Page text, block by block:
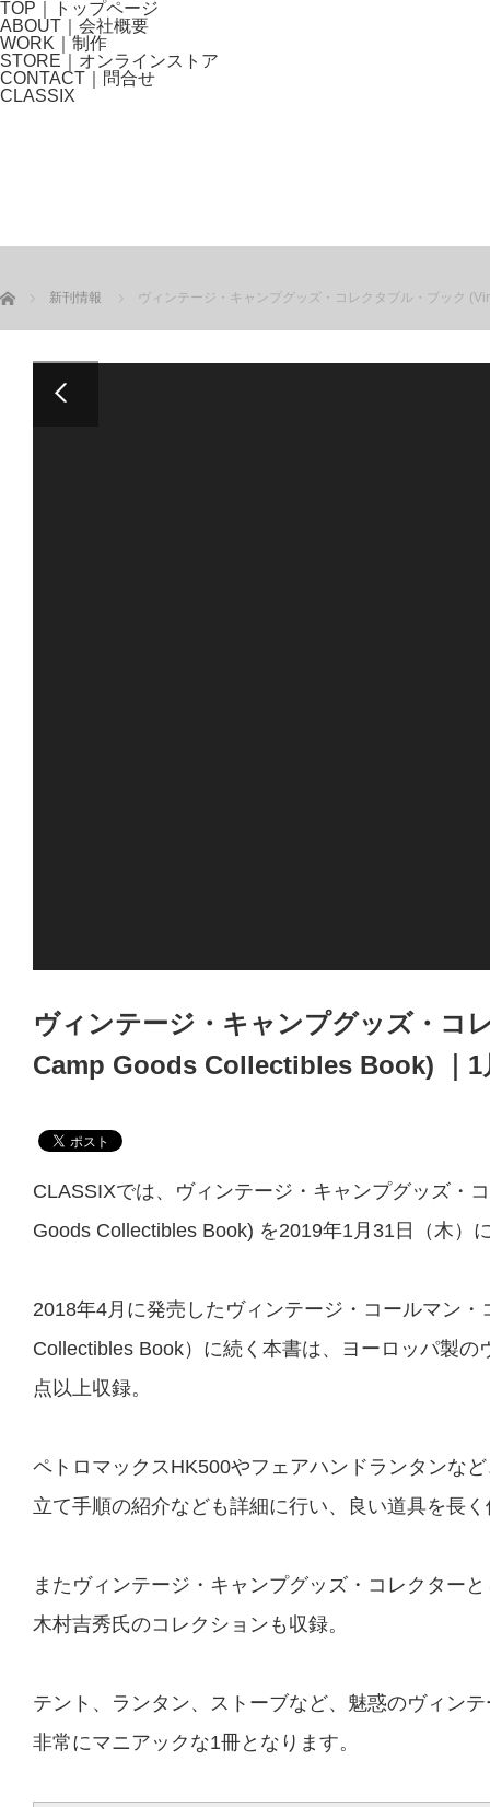
TOP｜トップページ
ABOUT｜会社概要
WORK｜制作
STORE｜オンラインストア
CONTACT｜問合せ
CLASSIX
ホーム 新刊情報 ヴィンテージ・キャンプグッズ・コレクタブル・ブック
Next
ヴィンテージ・キャンプグッズ・コ
Camp Goods Collectibles Book) ｜1
CLASSIXでは、ヴィンテージ・キャンプグッズ・
Goods Collectibles Book) を2019年1月31日（木）
2018年4月に発売した ヴィンテージ・コールマン
Collectibles Book） に続く本書は、ヨーロッパ製の
点以上収録。
ペトロマックスHK500やフェアハンドランタンな
立て手順の紹介なども詳細に行い、良い道具を長
またヴィンテージ・キャンプグッズ・コレクター
木村吉秀氏のコレクションも収録。
テント、ランタン、ストーブなど、魅惑のヴィン
非常にマニアックな1冊となります。